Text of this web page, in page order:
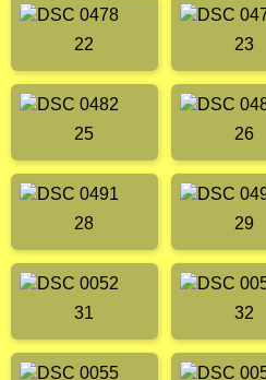
22 23
25 26
28 29
31 32